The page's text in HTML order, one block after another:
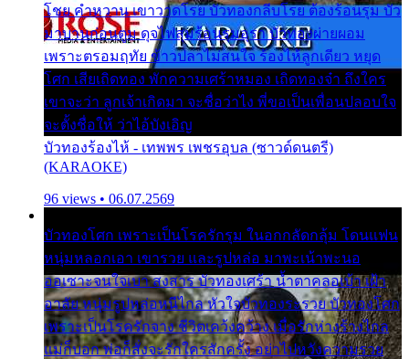
โชย คำหวาน เขาวาดโรย บัวทองกลีบโรย ต้องร้อนรุม บัว
มาบานก่อนตูม ดุจไฟสุมร้อนรุมอุรา บัวทองผ่ายผอม
เพราะตรอมฤทัย ข้าวปลาไม่สนใจ ร้องไห้ลูกเดียว หยุด
โศก เสียเถิดทอง พักความเศร้าหมอง เถิดทองจ๋า ถึงใคร
เขาจะว่า ลูกเจ้าเกิดมา จะชื่อว่าไง พี่ขอเป็นเพื่อนปลอบใจ
จะตั้งชื่อให้ ว่าไอ้บังเอิญ
บัวทองร้องไห้ - เทพพร เพชรอุบล (ซาวด์ดนตรี)
(KARAOKE)
96 views • 06.07.2569
บัวทองโศก เพราะเป็นโรครักรุม ในอกกลัดกลุ้ม โดนแฟน
หนุ่มหลอกเอา เขารวย และรูปหล่อ มาพะเน้าพะนอ
ออเซาะจนใจเบา สงสาร บัวทองเศร้า น้ำตาคลอเบ้า เฝ้า
อาลัย หนุ่มรูปหล่อหนีไกล หัวใจบัวทองระรวย บัวทองโศก
เพราะเป็นโรครักจาง ชีวิตเคว้งคว้าง เมื่อรักห่างร้างไกล
แม่ก็บอก พ่อก็สั่งจะรักใครสักครั้ง อย่าไปหวังความรวย